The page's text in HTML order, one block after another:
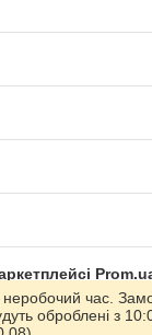
неробочий час.
оброблені з